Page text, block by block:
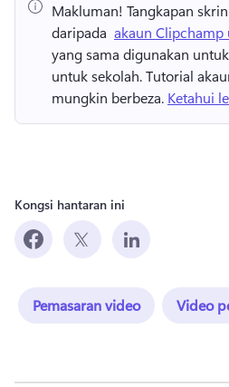
Makluman! Tangkapan
daripada ⁠ akaun Clipchamp
yang sama digunakan
untuk sekolah⁠. Tutorial
mungkin berbeza. Ketahui
Kongsi hantaran ini
Pemasaran video Video